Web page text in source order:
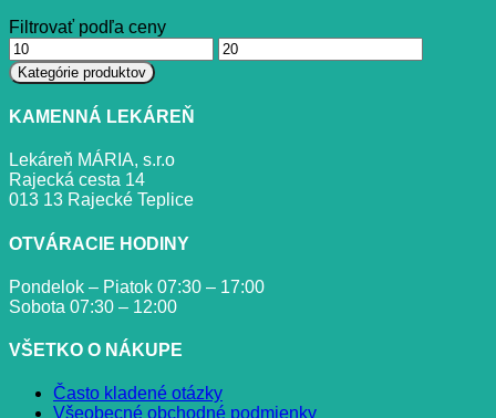
Filtrovať podľa ceny
Minimálna
cena
Maximálna
cena
Kategórie produktov
KAMENNÁ LEKÁREŇ
Lekáreň MÁRIA, s.r.o
Rajecká cesta 14
013 13 Rajecké Teplice
OTVÁRACIE HODINY
Pondelok – Piatok 07:30 – 17:00
Sobota 07:30 – 12:00
VŠETKO O NÁKUPE
Často kladené otázky
Všeobecné obchodné podmienky